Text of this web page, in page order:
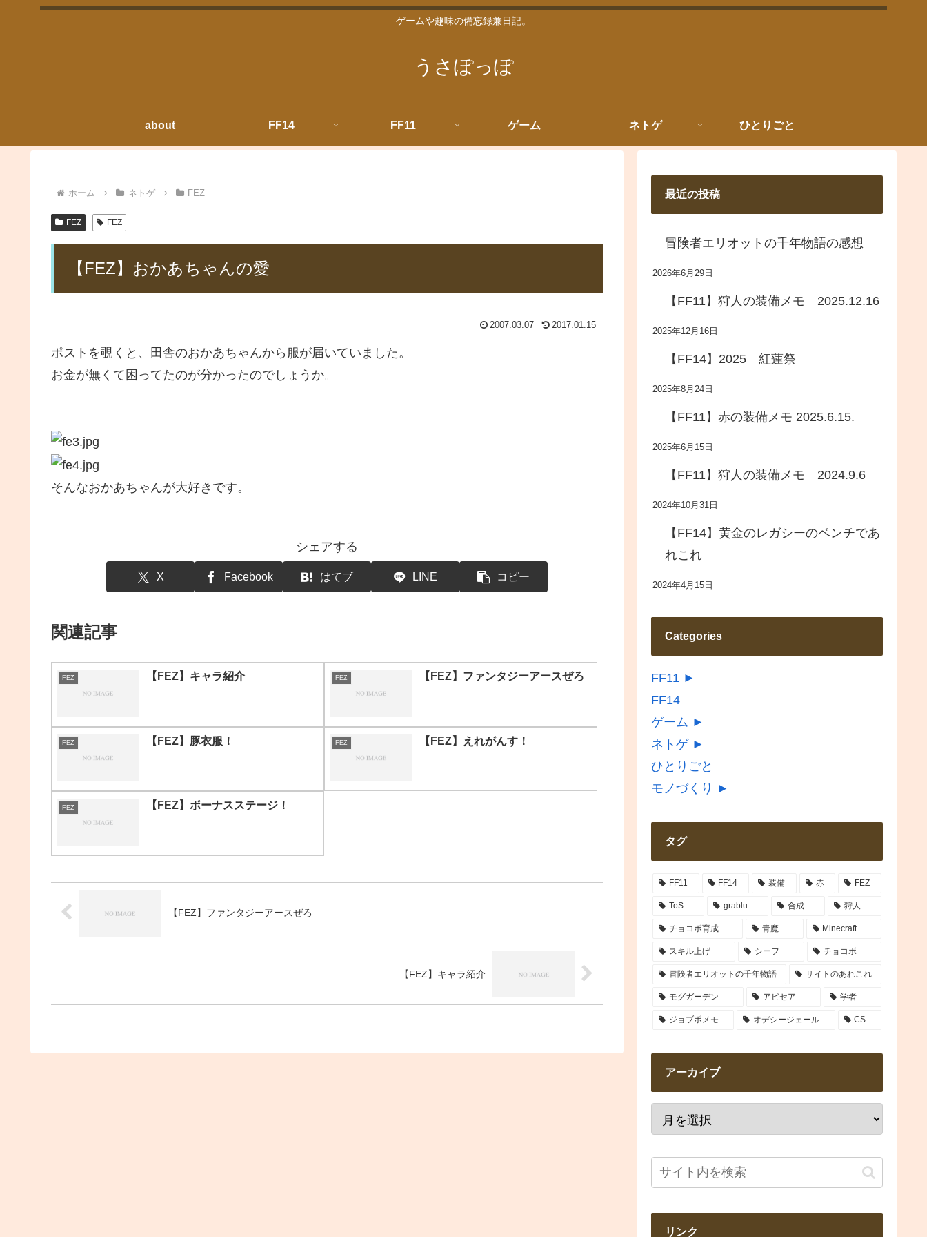
ゲームや趣味の備忘録兼日記。
うさぽっぽ
about FF14 FF11 ゲーム ネトゲ ひとりごと
ホーム ネトゲ FEZ
FEZ FEZ
【FEZ】おかあちゃんの愛
2007.03.07 2017.01.15
ポストを覗くと、田舎のおかあちゃんから服が届いていました。
お金が無くて困ってたのが分かったのでしょうか。
そんなおかあちゃんが大好きです。
シェアする
X Facebook はてブ LINE コピー
関連記事
FEZ 【FEZ】キャラ紹介 FEZ 【FEZ】ファンタジーアースぜろ
FEZ 【FEZ】豚衣服！ FEZ 【FEZ】えれがんす！
FEZ 【FEZ】ボーナスステージ！
【FEZ】ファンタジーアースぜろ
【FEZ】キャラ紹介
最近の投稿
冒険者エリオットの千年物語の感想
2026年6月29日
【FF11】狩人の装備メモ 2025.12.16
2025年12月16日
【FF14】2025 紅蓮祭
2025年8月24日
【FF11】赤の装備メモ 2025.6.15.
2025年6月15日
【FF11】狩人の装備メモ 2024.9.6
2024年10月31日
【FF14】黄金のレガシーのベンチであ
れこれ
2024年4月15日
Categories
FF11 ►
FF14
ゲーム ►
ネトゲ ►
ひとりごと
モノづくり ►
タグ
FF11 FF14 装備 赤 FEZ
ToS grablu 合成 狩人
チョコボ育成 青魔 Minecraft
スキル上げ シーフ チョコボ
冒険者エリオットの千年物語 サイトのあれこれ
モグガーデン アビセア 学者
ジョブポメモ オデシージェール CS
アーカイブ
リンク